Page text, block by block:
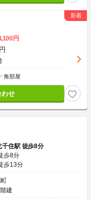
円
角部屋
わせ
千住駅 徒歩8分
歩8分
歩13分
建